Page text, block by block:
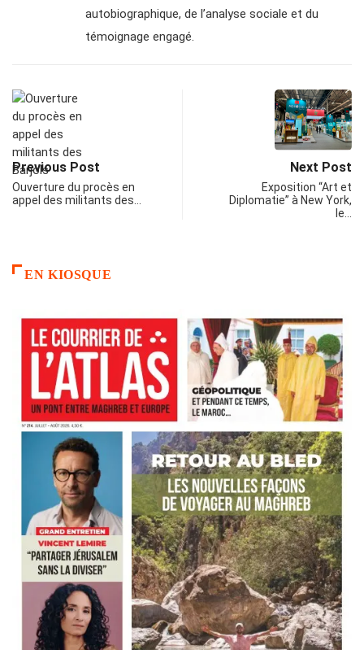
autobiographique, de l’analyse sociale et du
témoignage engagé.
Previous Post
Ouverture du procès en
appel des militants des…
Next Post
Exposition “Art et
Diplomatie” à New York,
le…
EN KIOSQUE